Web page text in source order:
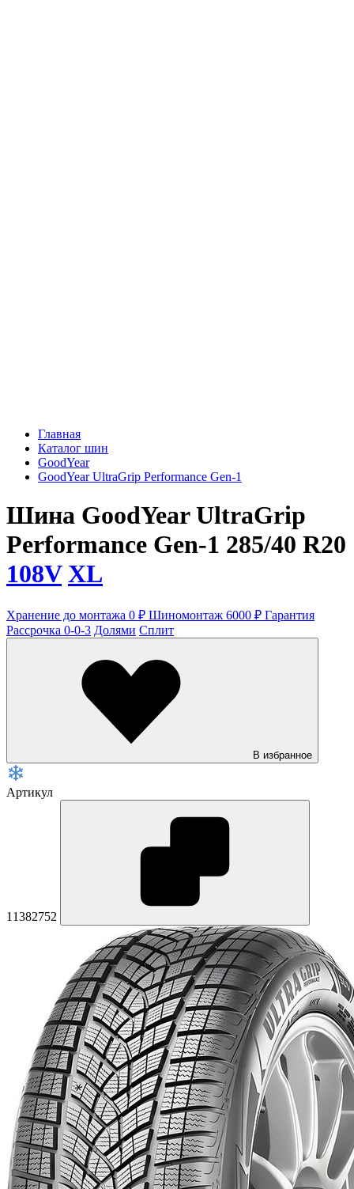
Главная
Каталог шин
GoodYear
GoodYear UltraGrip Performance Gen-1
Шина GoodYear UltraGrip
Performance Gen-1 285/40 R20
108V XL
Хранение до монтажа 0 ₽ Шиномонтаж 6000 ₽ Гарантия
Рассрочка 0-0-3 Долями Сплит
В избранное
Артикул
11382752